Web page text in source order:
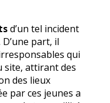
d’un tel incident
part, il
qui
site, attirant des
des lieux
par ces jeunes a